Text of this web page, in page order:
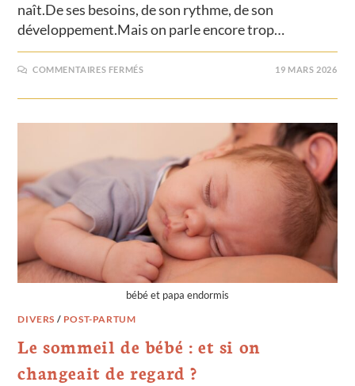
naît.De ses besoins, de son rythme, de son
développement.Mais on parle encore trop…
COMMENTAIRES FERMÉS 19 MARS 2026
bébé et papa endormis
DIVERS / POST-PARTUM
Le sommeil de bébé : et si on
changeait de regard ?